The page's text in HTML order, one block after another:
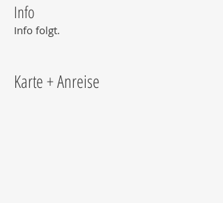
Info
Info folgt.
Karte + Anreise